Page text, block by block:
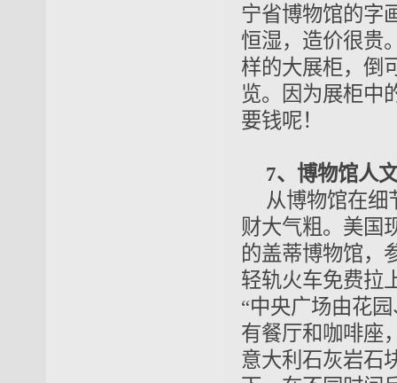
宁省博物馆的字
恒湿，造价很贵
样的大展柜，倒
览。因为展柜中
要钱呢！
7、博物馆人
从博物馆在细
财大气粗。美国
的盖蒂博物馆，
轻轨火车免费拉
“中央广场由花
有餐厅和咖啡座
意大利石灰岩石